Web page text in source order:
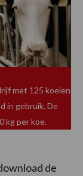
met 125 koeien
in gebruik. De
kg per koe.
de